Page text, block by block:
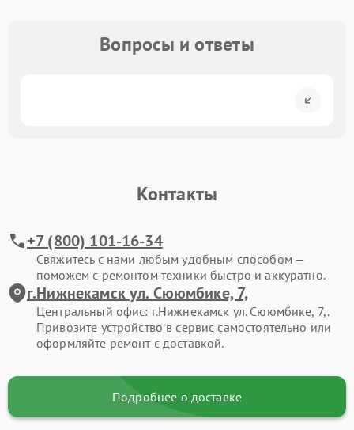
Вопросы и ответы
Контакты
+7 (800) 101-16-34
Свяжитесь с нами любым удобным способом —
поможем с ремонтом техники быстро и аккуратно.
г.Нижнекамск ул. Сююмбике, 7,
Центральный офис: г.Нижнекамск ул. Сююмбике, 7,.
Привозите устройство в сервис самостоятельно или
оформляйте ремонт с доставкой.
Подробнее о доставке